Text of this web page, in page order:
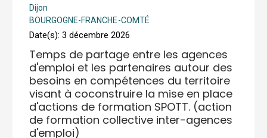
Dijon
BOURGOGNE-FRANCHE-COMTÉ
Date(s): 3 décembre 2026
Temps de partage entre les agences
d'emploi et les partenaires autour des
besoins en compétences du territoire
visant à coconstruire la mise en place
d'actions de formation SPOTT. (action
de formation collective inter-agences
d'emploi)